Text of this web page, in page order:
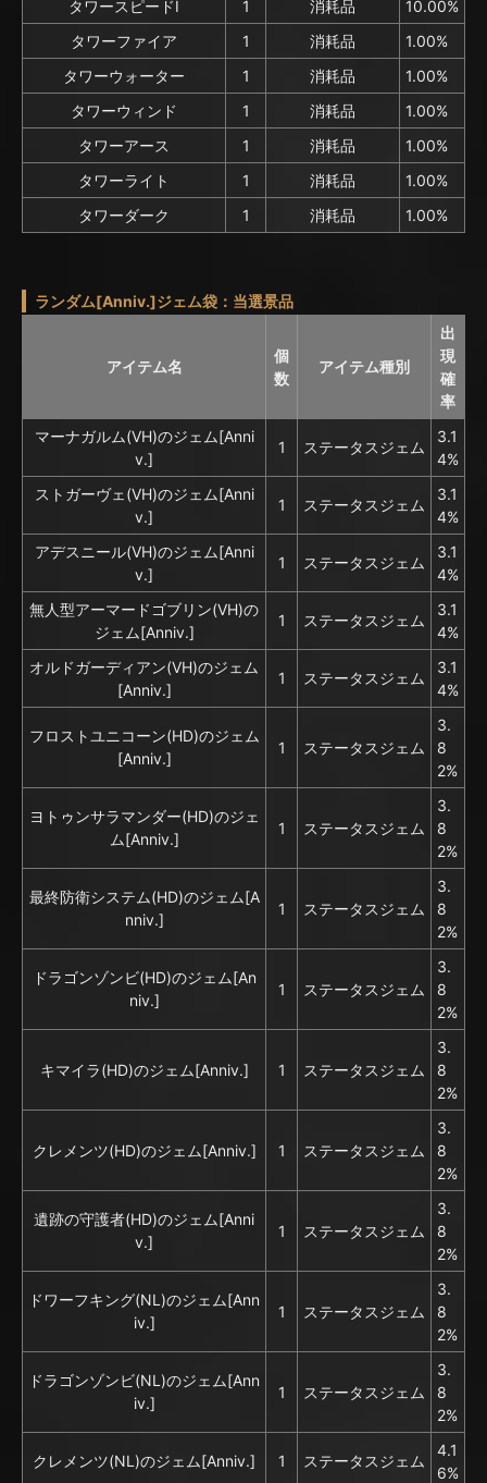
タワースピードⅠ 1 消耗品
10.00%
タワーファイア
1 消耗品
1.00%
タワーウォーター
1 消耗品
1.00%
タワーウィンド
1 消耗品
1.00%
タワーアース
1 消耗品
1.00%
タワーライト
1 消耗品
1.00%
タワーダーク
1 消耗品 1.00%
ランダム[Anniv.]ジェム袋：当選景品
アイテム名
個
数
アイテム種別
出
現
確
率
マーナガルム(VH)のジェム[Anni
v.]
1 ステータスジェム
3.1
4%
ストガーヴェ(VH)のジェム[Anni
v.]
1 ステータスジェム
3.1
4%
アデスニール(VH)のジェム[Anni
v.]
1 ステータスジェム
3.1
4%
無人型アーマードゴブリン(VH)の
ジェム[Anniv.]
1 ステータスジェム
3.1
4%
オルドガーディアン(VH)のジェム
[Anniv.]
1 ステータスジェム
3.1
4%
フロストユニコーン(HD)のジェム
[Anniv.]
1 ステータスジェム
3.
8
2%
ヨトゥンサラマンダー(HD)のジェ
ム[Anniv.]
1 ステータスジェム
3.
8
2%
最終防衛システム(HD)のジェム[A
nniv.]
1 ステータスジェム
3.
8
2%
ドラゴンゾンビ(HD)のジェム[An
niv.]
1 ステータスジェム
3.
8
2%
キマイラ(HD)のジェム[Anniv.] 1 ステータスジェム
3.
8
2%
クレメンツ(HD)のジェム[Anniv.] 1 ステータスジェム
3.
8
2%
遺跡の守護者(HD)のジェム[Anni
v.]
1 ステータスジェム
3.
8
2%
ドワーフキング(NL)のジェム[Ann
iv.]
1 ステータスジェム
3.
8
2%
ドラゴンゾンビ(NL)のジェム[Ann
iv.]
1 ステータスジェム
3.
8
2%
クレメンツ(NL)のジェム[Anniv.] 1 ステータスジェム
4.1
6%